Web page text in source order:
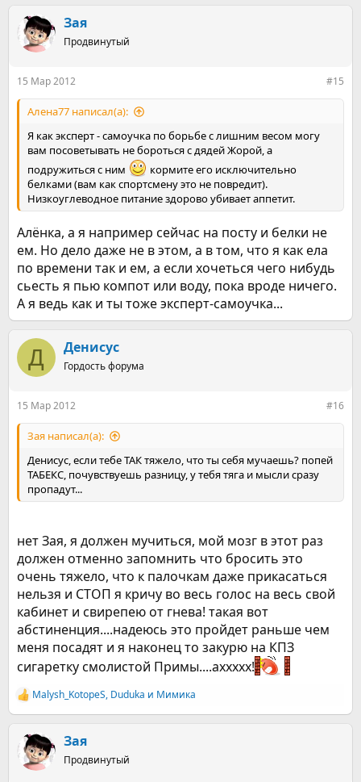
ц
Зая
Продвинутый
15 Мар 2012 #15
Алена77 написал(а):
Я как эксперт - самоучка по борьбе с лишним весом могу
вам посоветывать не бороться с дядей Жорой, а
подружиться с ним
кормите его исключительно
белками (вам как спортсмену это не повредит).
Низкоуглеводное питание здорово убивает аппетит.
Алёнка, а я например сейчас на посту и белки не
ем. Но дело даже не в этом, а в том, что я как ела
по времени так и ем, а если хочеться чего нибудь
сьесть я пью компот или воду, пока вроде ничего.
А я ведь как и ты тоже эксперт-самоучка...
Д Денисус
Гордость форума
15 Мар 2012 #16
Зая написал(а):
Денисус, если тебе ТАК тяжело, что ты себя мучаешь? попей
ТАБЕКС, почувствуешь разницу, у тебя тяга и мысли сразу
пропадут...
нет Зая, я должен мучиться, мой мозг в этот раз
должен отменно запомнить что бросить это
очень тяжело, что к палочкам даже прикасаться
нельзя и СТОП я кричу во весь голос на весь свой
кабинет и свирепею от гнева! такая вот
абстиненция....надеюсь это пройдет раньше чем
меня посадят и я наконец то закурю на КПЗ
сигаретку смолистой Примы....аххххх!
Р
е
ц
Malysh_KotopeS, Duduka и Мимика
Зая
Продвинутый